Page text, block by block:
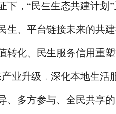
下，“民生生态共建计划
生、平台链接未来的共
转化、民生服务信用重
业升级，深化本地生
、多方参与、全民共享的